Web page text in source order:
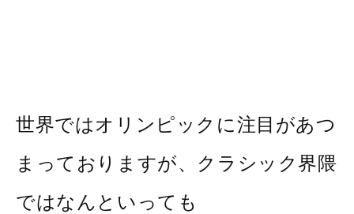
世界ではオリンピックに注目があつ
まっておりますが、クラシック界隈
ではなんといっても